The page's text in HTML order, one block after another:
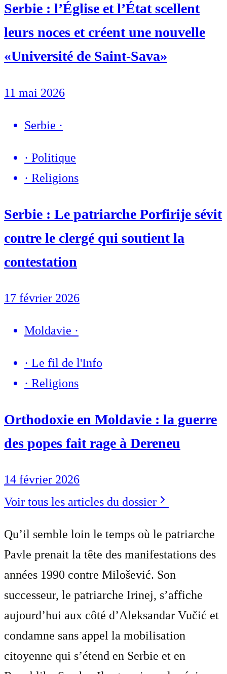
Serbie : l’Église et l’État scellent
leurs noces et créent une nouvelle
«Université de Saint-Sava»
11 mai 2026
Serbie ·
· Politique
· Religions
Serbie : Le patriarche Porfirije sévit
contre le clergé qui soutient la
contestation
17 février 2026
Moldavie ·
· Le fil de l'Info
· Religions
Orthodoxie en Moldavie : la guerre
des popes fait rage à Dereneu
14 février 2026
Voir tous les articles du dossier
Qu’il semble loin le temps où le patriarche
Pavle prenait la tête des manifestations des
années 1990 contre Milošević. Son
successeur, le patriarche Irinej, s’affiche
aujourd’hui aux côté d’Aleksandar Vučić et
condamne sans appel la mobilisation
citoyenne qui s’étend en Serbie et en